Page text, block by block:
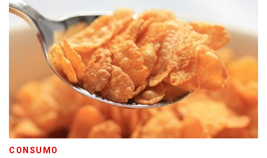
CONSUMO